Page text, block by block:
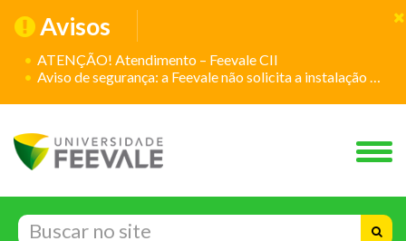
Avisos
ATENÇÃO! Atendimento – Feevale CII
Aviso de segurança: a Feevale não solicita a instalação de aplicativos